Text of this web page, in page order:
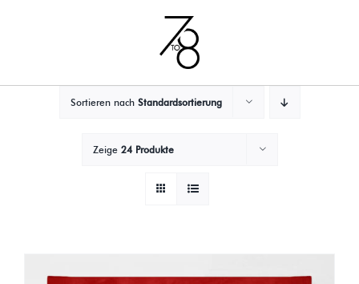
Sortieren nach Standardsortierung
Zeige 24 Produkte